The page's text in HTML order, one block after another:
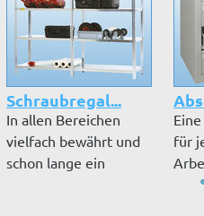
Schraubregal...
In allen Bereichen
vielfach bewährt und
schon lange ein
für